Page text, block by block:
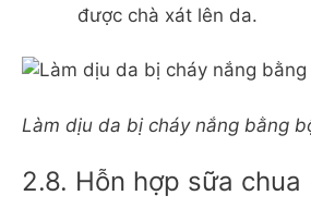
được chà xát lên da.
Làm dịu da bị cháy nắng bằng
2.8. Hỗn hợp sữa chua